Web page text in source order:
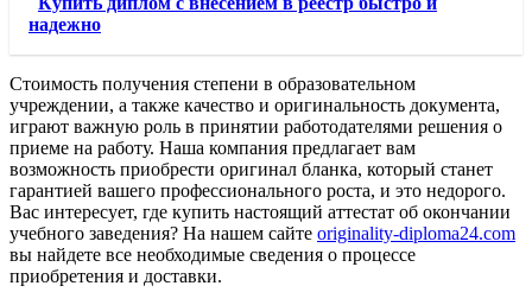
надежно
Стоимость получения степени в образовательном
учреждении, а также качество и оригинальность документа,
играют важную роль в принятии работодателями решения о
приеме на работу. Наша компания предлагает вам
возможность приобрести оригинал бланка, который станет
гарантией вашего профессионального роста, и это недорого.
Вас интересует, где купить настоящий аттестат об окончании
учебного заведения? На нашем сайте originality-diploma24.com
вы найдете все необходимые сведения о процессе
приобретения и доставки.